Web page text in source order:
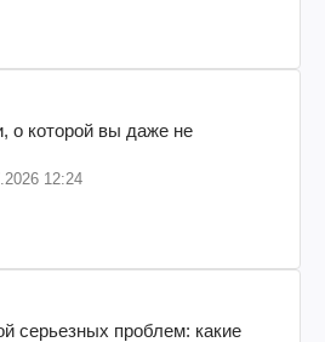
о которой вы даже не
12:24
серьезных проблем: какие